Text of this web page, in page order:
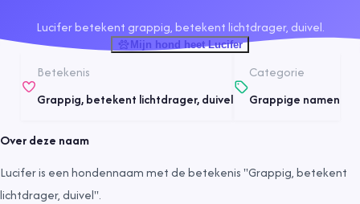
Lucifer betekent grappig, betekent lichtdrager, duivel.
Mijn hond heet Lucifer
Betekenis
Grappig, betekent lichtdrager, duivel
Categorie
Grappige namen
Over deze naam
Lucifer is een hondennaam met de betekenis "Grappig, betekent
lichtdrager, duivel".